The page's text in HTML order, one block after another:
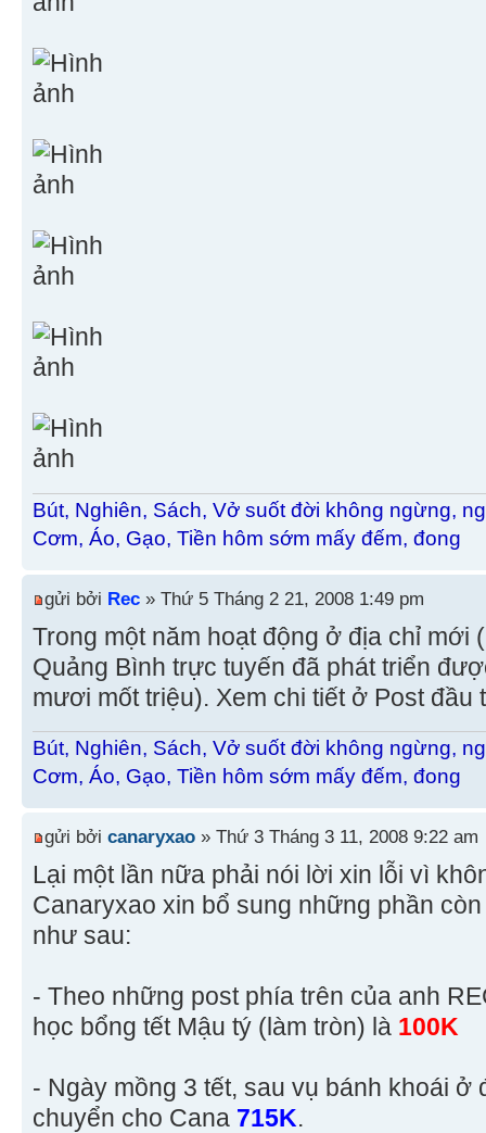
Bút, Nghiên, Sách, Vở suốt đời không ngừng,
Cơm, Áo, Gạo, Tiền hôm sớm mấy đếm, đong
gửi bởi Rec » Thứ 5 Tháng 2 21, 2008 1:49 pm
Trong một năm hoạt động ở địa chỉ mới
Quảng Bình trực tuyến đã phát triển
mươi mốt triệu). Xem chi tiết ở Post đầu
Bút, Nghiên, Sách, Vở suốt đời không ngừng,
Cơm, Áo, Gạo, Tiền hôm sớm mấy đếm, đong
gửi bởi canaryxao » Thứ 3 Tháng 3 11, 2008 9:22 am
Lại một lần nữa phải nói lời xin lỗi vì
Canaryxao xin bổ sung những phần
như sau:
- Theo những post phía trên của anh
học bổng tết Mậu tý (làm tròn) là 100K
- Ngày mồng 3 tết, sau vụ bánh khoái ở
chuyển cho Cana 715K.